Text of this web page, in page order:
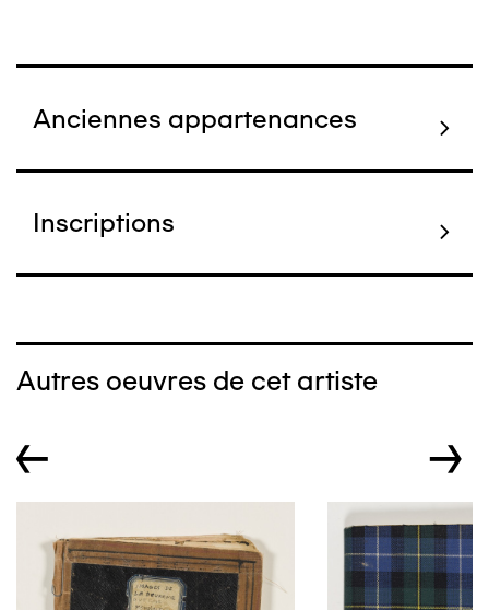
Anciennes appartenances
Inscriptions
Autres oeuvres de cet artiste
← →